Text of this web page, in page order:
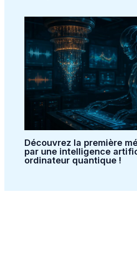
Découvrez la première
par une intelligence
ordinateur quantique !